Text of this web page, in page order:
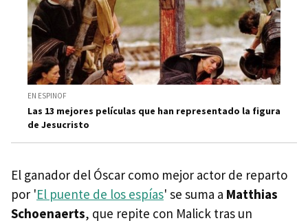
EN ESPINOF
Las 13 mejores películas que han representado la figura
de Jesucristo
El ganador del Óscar como mejor actor de reparto
por 'El puente de los espías' se suma a Matthias
Schoenaerts, que repite con Malick tras un